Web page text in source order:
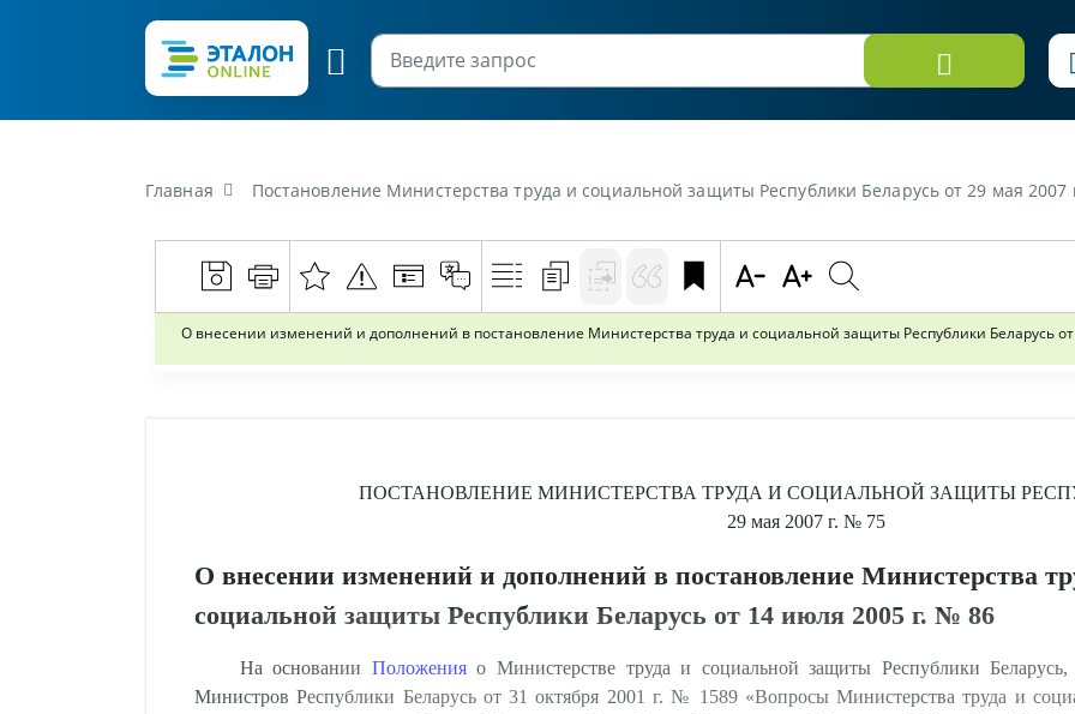
Главная Постановление Министерства труда и социальной защиты Республики Беларусь от 29 мая 2007 г. №75 «О внесении изменений и дополнений в постановление
О внесении изменений и дополнений в постановление Министерства труда и социальной защиты Республики Беларусь
ПОСТАНОВЛЕНИЕ МИНИСТЕРСТВА ТРУДА И СОЦИАЛЬНОЙ ЗАЩИТЫ
29 мая 2007 г. № 75
О внесении изменений и дополнений в постановление Министерства
социальной защиты Республики Беларусь от 14 июля 2005 г. № 86
На основании Положенияо Министерстве труда и социальной защиты Республики Беларусь,
Министров Республики Беларусь от 31 октября 2001 г. № 1589 «Вопросы Министерства труда и